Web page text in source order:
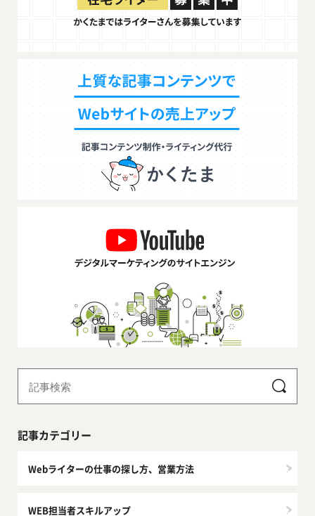
記事カテゴリー
Webライターの仕事の探し方、営業方法
WEB担当者スキルアップ